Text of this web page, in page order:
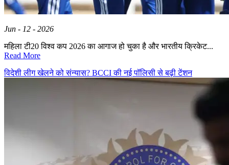
Jun - 12 - 2026
महिला टी20 विश्व कप 2026 का आगाज हो चुका है और भारतीय क्रिकेट...
Read More
विदेशी लीग खेलने को संन्यास? BCCI की नई पॉलिसी से बढ़ी टेंशन